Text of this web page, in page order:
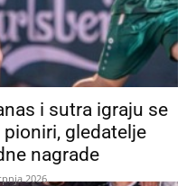
i sutra igraju se
gledatelje
nagrade
2026.